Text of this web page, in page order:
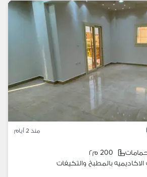
منذ 2 أيام
200 م٢
بالمطبخ والتكيفات